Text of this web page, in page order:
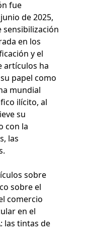
fue
de 2025,
sensibilización
en los
y el
artículos ha
papel como
mundial
ilícito, al
su
con la
las
sobre
sobre el
comercio
en el
las tintas de